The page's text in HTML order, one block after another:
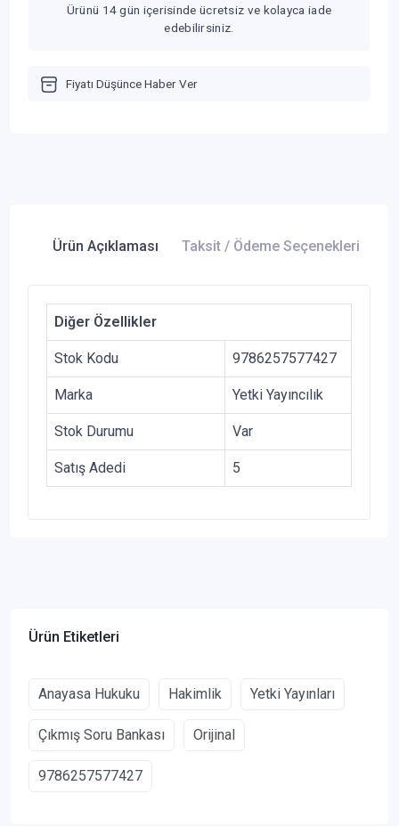
Ürünü 14 gün içerisinde ücretsiz ve kolayca iade
edebilirsiniz.
Fiyatı Düşünce Haber Ver
Ürün Açıklaması Taksit / Ödeme Seçenekleri
Diğer Özellikler
Stok Kodu 9786257577427
Marka Yetki Yayıncılık
Stok Durumu Var
Satış Adedi 5
Ürün Etiketleri
Anayasa Hukuku Hakimlik Yetki Yayınları
Çıkmış Soru Bankası Orijinal
9786257577427